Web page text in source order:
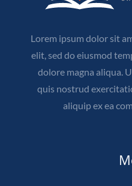
Lorem ipsum dolor sit
elit, sed do eiusmod
dolore magna aliqua.
quis nostrud
aliquip ex ea